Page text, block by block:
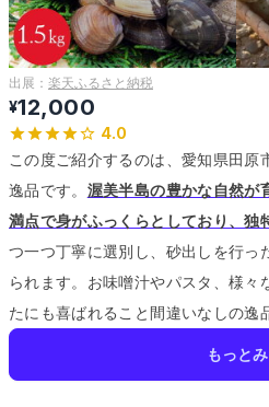
出展： 楽天ふるさと納税
¥12,000
4.0
この度ご紹介するのは、愛知県田原
逸品です。 渥美半島の豊かな自然が
満点で身がふっくらとしており、独
つ一つ丁寧に選別し、砂出しを行っ
られます。 お味噌汁やパスタ、様々
たにも喜ばれること間違いなしの逸
もっと